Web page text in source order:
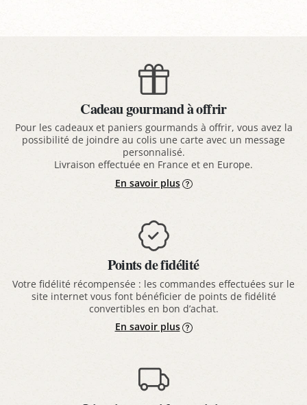
Cadeau gourmand à offrir
Pour les cadeaux et paniers gourmands à offrir, vous avez la
possibilité de joindre au colis une carte avec un message
personnalisé.
Livraison effectuée en France et en Europe.
En savoir plus
Points de fidélité
Votre fidélité récompensée : les commandes effectuées sur le
site internet vous font bénéficier de points de fidélité
convertibles en bon d’achat.
En savoir plus